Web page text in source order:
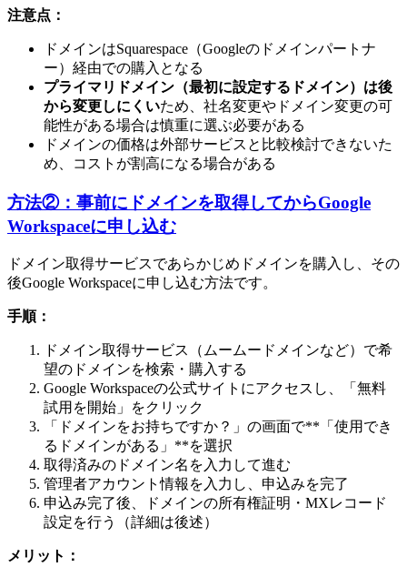
注意点：
ドメインはSquarespace（Googleのドメインパートナ
ー）経由での購入となる
プライマリドメイン（最初に設定するドメイン）は後
から変更しにくいため、社名変更やドメイン変更の可
能性がある場合は慎重に選ぶ必要がある
ドメインの価格は外部サービスと比較検討できないた
め、コストが割高になる場合がある
方法②：事前にドメインを取得してからGoogle
Workspaceに申し込む
ドメイン取得サービスであらかじめドメインを購入し、その
後Google Workspaceに申し込む方法です。
手順：
ドメイン取得サービス（ムームードメインなど）で希
望のドメインを検索・購入する
Google Workspaceの公式サイトにアクセスし、「無料
試用を開始」をクリック
「ドメインをお持ちですか？」の画面で**「使用でき
るドメインがある」**を選択
取得済みのドメイン名を入力して進む
管理者アカウント情報を入力し、申込みを完了
申込み完了後、ドメインの所有権証明・MXレコード
設定を行う（詳細は後述）
メリット：